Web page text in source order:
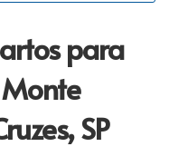
para
SP